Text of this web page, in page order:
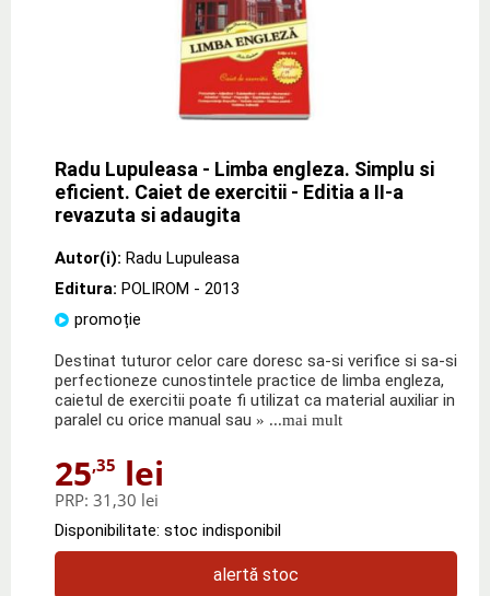
Radu Lupuleasa - Limba engleza. Simplu si
eficient. Caiet de exercitii - Editia a II-a
revazuta si adaugita
Autor(i): Radu Lupuleasa
Editura: POLIROM - 2013
promoție
Destinat tuturor celor care doresc sa-si verifice si sa-si
perfectioneze cunostintele practice de limba engleza,
caietul de exercitii poate fi utilizat ca material auxiliar in
paralel cu orice manual sau » ...mai mult
25,35 lei
PRP: 31,30 lei
Disponibilitate: stoc indisponibil
alertă stoc